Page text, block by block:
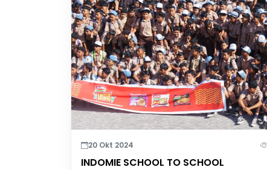
20 Okt 2024
INDOMIE SCHOOL TO SCHOOL